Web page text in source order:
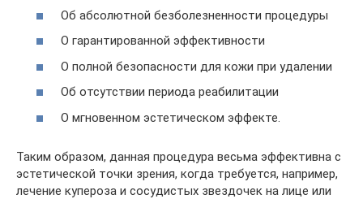
Об абсолютной безболезненности процедуры
О гарантированной эффективности
О полной безопасности для кожи при удалении
Об отсутствии периода реабилитации
О мгновенном эстетическом эффекте.
Таким образом, данная процедура весьма эффективна с
эстетической точки зрения, когда требуется, например,
лечение купероза и сосудистых звездочек на лице или